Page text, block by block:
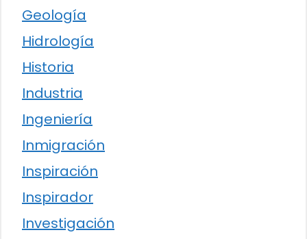
Geología
Hidrología
Historia
Industria
Ingeniería
Inmigración
Inspiración
Inspirador
Investigación